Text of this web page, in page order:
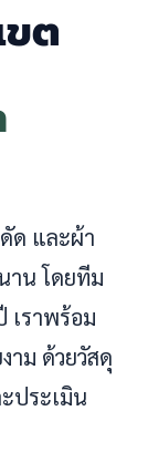
ขต
ด และผ้า
าน โดยทีม
เราพร้อม
าม ด้วยวัสดุ
ประเมิน